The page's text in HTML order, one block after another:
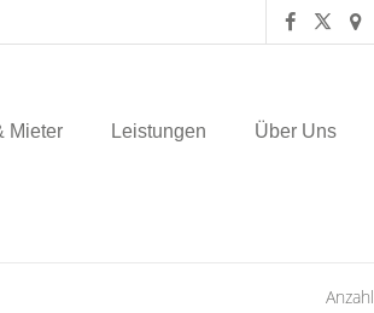
Mieter Leistungen Über Uns